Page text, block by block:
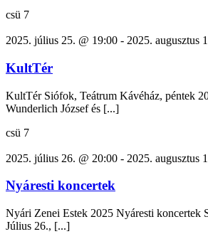
csü 7
2025. július 25. @ 19:00 - 2025. augusztus
KultTér
KultTér Siófok, Teátrum Kávéház, péntek
Wunderlich József és [...]
csü 7
2025. július 26. @ 20:00 - 2025. augusztus
Nyáresti koncertek
Nyári Zenei Estek 2025 Nyáresti koncertek
Július 26., [...]